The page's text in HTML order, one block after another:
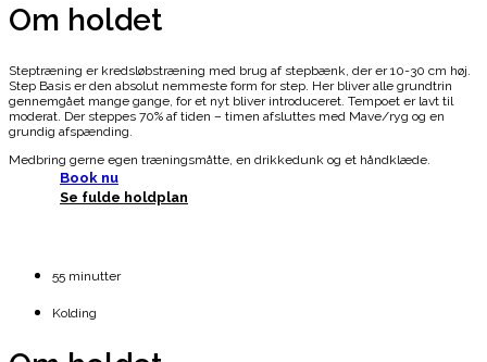
Om holdet
Steptræning er kredsløbstræning med brug af stepbænk, der er 10-30 cm høj.
Step Basis er den absolut nemmeste form for step. Her bliver alle grundtrin
gennemgået mange gange, for et nyt bliver introduceret. Tempoet er lavt til
moderat. Der steppes 70% af tiden – timen afsluttes med Mave/ryg og en
grundig afspænding.
Medbring gerne egen træningsmåtte, en drikkedunk og et håndklæde.
Book nu
Se fulde holdplan
55 minutter
Kolding